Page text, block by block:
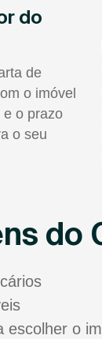
do
de
o imóvel
e o prazo
o seu
do
escolher o